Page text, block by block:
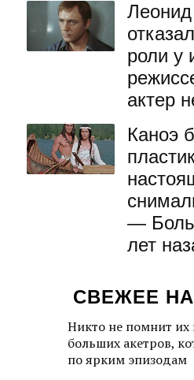
роли у
актер
Каноэ
—
лет
СВЕЖЕЕ НА
Никто не помнит их
больших акетров,
по ярким эпизодам